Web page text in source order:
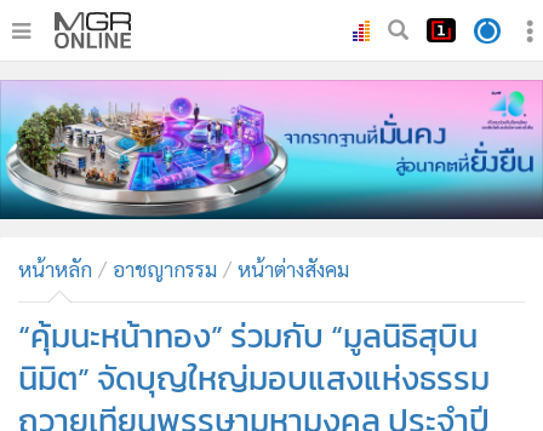
• ทันเหตุการณ์
• ภาคใต้
• ภูมิภาค
• บันเทิง
ผู้จัดการรายวัน
คอลัมนิสต์
• ละคร
หน้าหลัก อาชญากรรม หน้าต่างสังคม
“คุ้มนะหน้าทอง” ร่วมกับ “มูลนิธิสุบิน
นิมิต” จัดบุญใหญ่มอบแสงแห่งธรรม